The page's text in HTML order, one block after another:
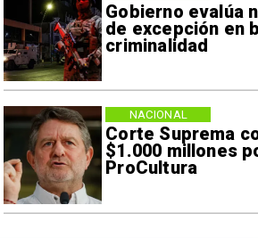
Gobierno evalúa
de excepción en
criminalidad
Corte Suprema
$1.000 millones
ProCultura
NACIONAL